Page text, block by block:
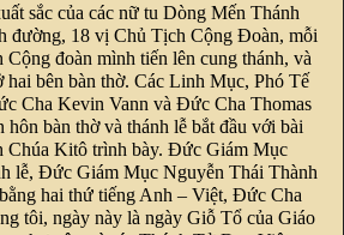
sắc của các nữ tu Dòng Mến Thánh
đường, 18 vị Chủ Tịch Cộng Đoàn, mỗi
đoàn mình tiến lên cung thánh, và
hai bên bàn thờ. Các Linh Mục, Phó Tế
Cha Kevin Vann và Đức Cha Thomas
bàn thờ và thánh lễ bắt đầu với bài
Chúa Kitô trình bày. Đức Giám Mục
lễ, Đức Giám Mục Nguyễn Thái Thành
hai thứ tiếng Anh – Việt, Đức Cha
tôi, ngày này là ngày Giỗ Tổ của Giáo